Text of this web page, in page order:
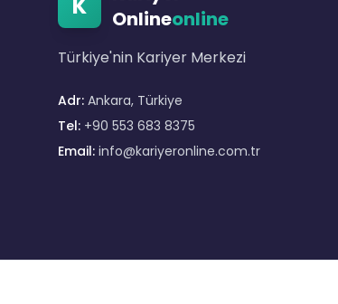
Onlineonline
Türkiye'nin Kariyer Merkezi
Adr: Ankara, Türkiye
Tel: +90 553 683 8375
Email: info@kariyeronline.com.tr